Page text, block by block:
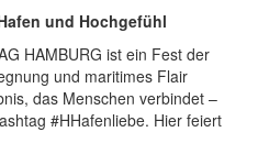
und Hochgefühl
HAMBURG ist ein Fest der
und maritimes Flair
das Menschen verbindet –
#HHafenliebe. Hier feiert